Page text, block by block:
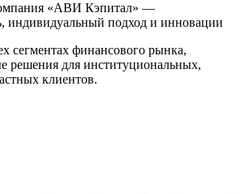
«АВИ Кэпитал» —
индивидуальный подход и инновации
сегментах финансового рынка,
решения для институциональных,
клиентов.